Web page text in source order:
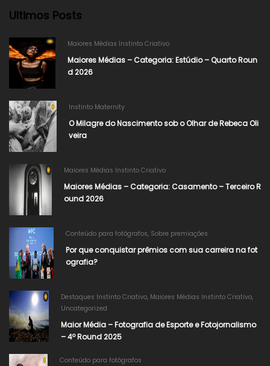
Ultimos Posts
Maiores Médias Instinto Criativo
Maiores Médias – Categoria: Estúdio – Quarto Roun
d 2026
Instinto Maternity
O Milagre do Nascimento sob o Olhar de Rebeca Oli
veira
Maiores Médias Instinto Criativo
Maiores Médias – Categoria: Casamento – Terceiro R
ound 2026
Conteúdo para fotógrafos, Sobre premiações
Por que conquistar prêmios com sua carreira na fot
ografia?
Destaques Instinto Criativo, Maiores Médias Instinto Criativo,
Uncategorized
Maior Média – Fotografia de Esporte e Fotojornalismo
– 4º Round 2025
Conteúdo para fotógrafos